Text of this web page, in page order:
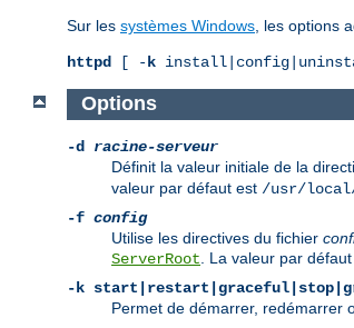
Sur les systèmes Windows , les options
httpd [ - k
Options
-d racine-serveur
Définit la valeur initiale de la
valeur par défaut est /usr/local/
-f config
Utilise les directives du fichier
ServerRoot . La valeur par
-k
Permet de démarrer, redémarrer